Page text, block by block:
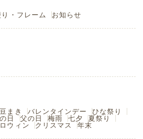
り・フレーム お知らせ
まき バレンタインデー
ひな祭り
日 父の日 梅雨 七夕
夏祭り
ウィン クリスマス 年末